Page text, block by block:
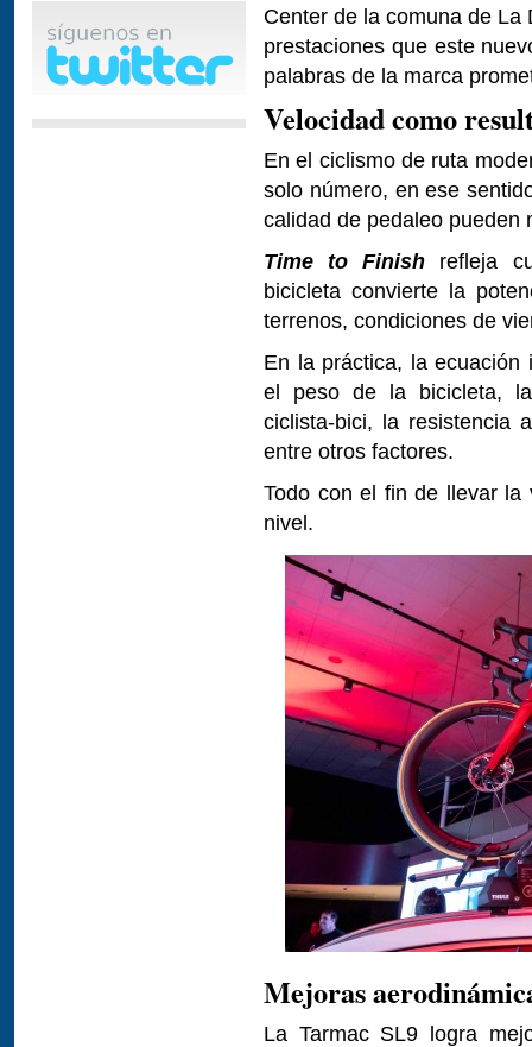
Center de la comuna de
prestaciones que este
palabras de la marca
Velocidad como
En el ciclismo de ruta
solo número, en ese
calidad de pedaleo pueden
Time to Finish refleja
bicicleta convierte la
terrenos, condiciones de
En la práctica, la
el peso de la bicicleta, la
ciclista-bici, la resistencia
entre otros factores.
Todo con el fin de llevar la
nivel.
Mejoras
La Tarmac SL9 logra